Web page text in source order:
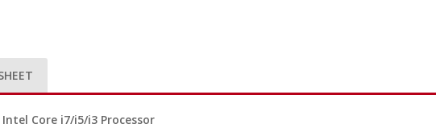
Core i7/i5/i3 Processor